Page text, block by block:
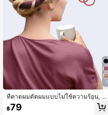
7
ที่คาดผมดัดผมแบบไม่ใช้ความร้อน, ที่รั
ดผมดัดผมแบบไม่ใช้ความร้อน, ที่คาด
ผมดัดผมสำหรับนอน, เครื่องมือจัดแต่ง
฿79